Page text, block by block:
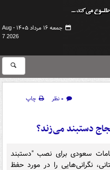
جمعه ۱۶ مرداد ۱۴۰۵ -
Aug
7 2026
۰ نظر
چاپ
دستبند می‌زند؟
سعودی برای نصب "دستبند
نگرانی‌هایی را در مورد حفظ